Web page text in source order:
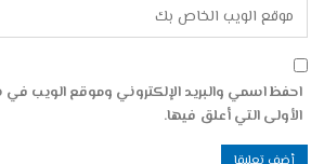
احفظ اسمي والبريد الإلكتروني وموقع الويب في
الأولى التي أعلق فيها.